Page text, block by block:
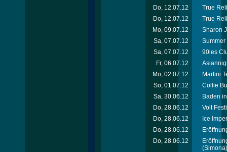
Do, 12.07.12
True
Do, 12.07.12
True
Mo, 09.07.12
Sharon
Sa, 07.07.12
Sa, 07.07.12
90ies
Fr, 06.07.12
Mo, 02.07.12
Martini
So, 01.07.12
Collie
Sa, 30.06.12
Baden
Do, 28.06.12
Volt
Do, 28.06.12
Ice
Do, 28.06.12
Do, 28.06.12
(Simona)